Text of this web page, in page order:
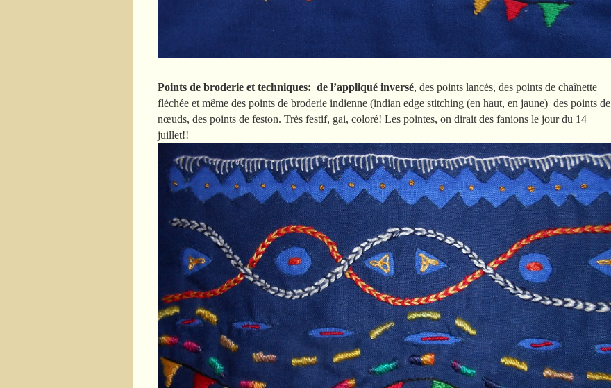
Points de broderie et techniques: de l’appliqué inversé, des points lancés, des points de chaînette
fléchée et même des points de broderie indienne (indian edge stitching (en haut, en jaune) des points de
nœuds, des points de feston. Très festif, gai, coloré! Les pointes, on dirait des fanions le jour du 14
juillet!!